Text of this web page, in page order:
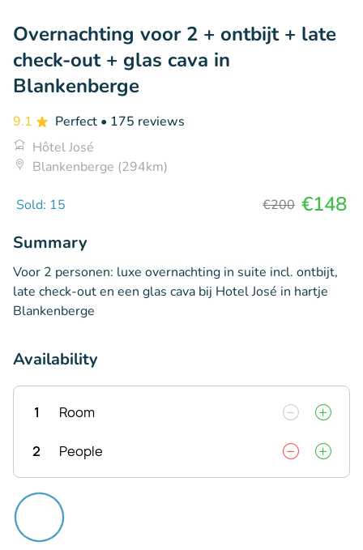
Overnachting voor 2 + ontbijt + late
check-out + glas cava in
Blankenberge
9.1 Perfect • 175 reviews
Hôtel José
Blankenberge (294km)
Sold: 15 €200 €148
Summary
Voor 2 personen: luxe overnachting in suite incl. ontbijt,
late check-out en een glas cava bij Hotel José in hartje
Blankenberge
Availability
1 Room
2 People